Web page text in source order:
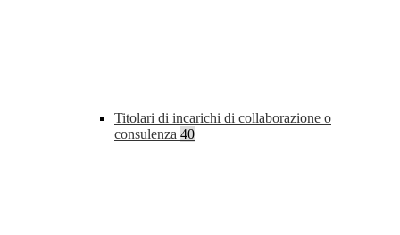
Titolari di incarichi di collaborazione o
consulenza 40